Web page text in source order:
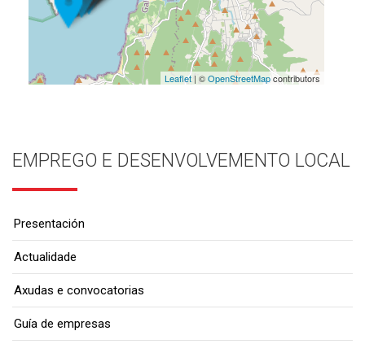
Leaflet| ©OpenStreetMapcontributors
EMPREGO E DESENVOLVEMENTO LOCAL
Presentación
Actualidade
Axudas e convocatorias
Guía de empresas